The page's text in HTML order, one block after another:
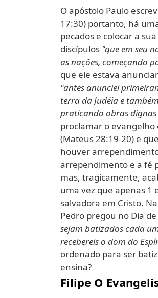
O apóstolo Paulo
17:30) portanto, há
pecados e colocar a
discípulos "que em seu
as nações, começando
que ele estava
"antes anunciei
terra da Judéia e
praticando obras
proclamar o evangelho
(Mateus 28:19-20) e
houver
arrependimento e a fé
mas, tragicamente,
uma vez que apenas 1
salvadora em Cristo.
Pedro pregou no Dia
sejam batizados cada
recebereis o dom do
ordenado para ser
ensina?
Filipe O